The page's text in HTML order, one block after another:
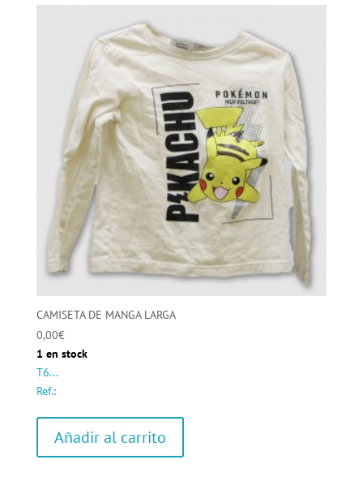
CAMISETA DE MANGA LARGA
0,00€
1 en stock
T6...
Ref.:
Añadir al carrito